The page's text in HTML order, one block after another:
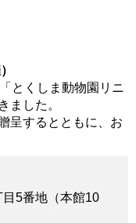
とくしま動物園リニ
ました。
呈するとともに、お
5番地（本館10